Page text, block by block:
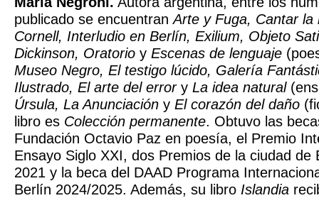
publicado se encuentranArte y Fuga, Cantar
Cornell, Interludio en Berlín, Exilium, Objeto
Dickinson, Oratorio y Escenas de lenguaje
Museo Negro, El testigo lúcido, Galería
Ilustrado, El arte del errory La idea natural
Úrsula, La Anunciación y El corazón del daño
libro es Colección permanente. Obtuvo las
Fundación Octavio Paz en poesía, el Premio
Ensayo Siglo XXI, dos Premios de la ciudad de
2021 y la beca del DAAD Programa
Berlín 2024/2025. Además, su libro Islandia